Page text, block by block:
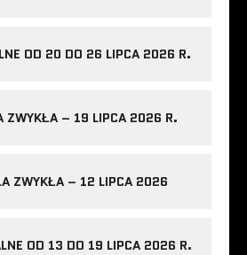
OD 20 DO 26 LIPCA 2026 R.
ZWYKŁA – 19 LIPCA 2026 R.
ZWYKŁA – 12 LIPCA 2026
OD 13 DO 19 LIPCA 2026 R.